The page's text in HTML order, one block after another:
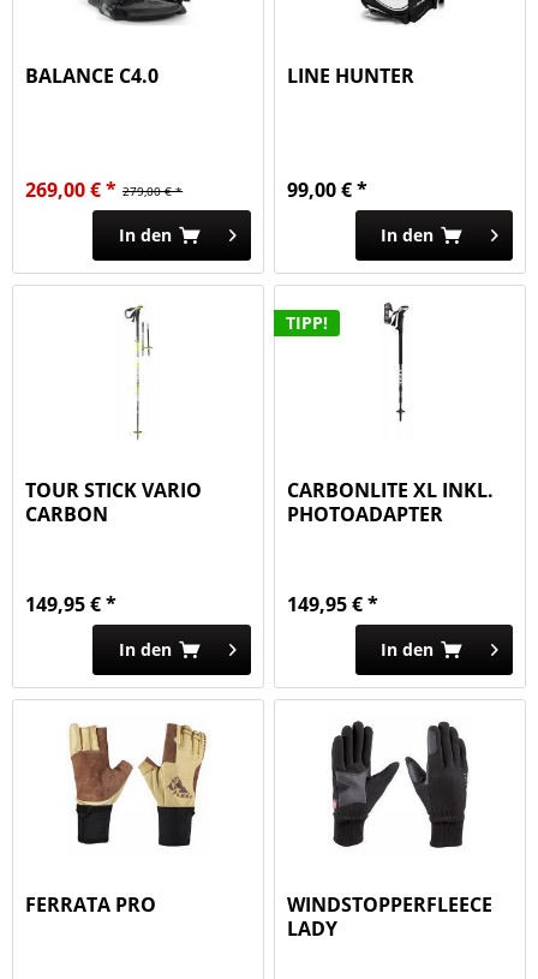
BALANCE C4.0
279,00 € *
269,00 € *
In den
LINE HUNTER
99,00 € *
In den
TOUR STICK VARIO
CARBON
149,95 € *
In den
TIPP!
CARBONLITE XL INKL.
PHOTOADAPTER
149,95 € *
In den
FERRATA PRO
WINDSTOPPERFLEECE
LADY